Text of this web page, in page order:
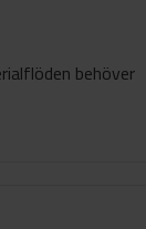
behöver